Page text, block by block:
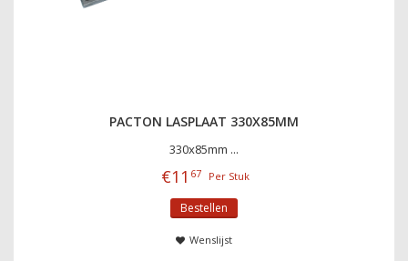
PACTON LASPLAAT 330X85MM
330x85mm ...
€11 67 Per Stuk
Bestellen
Wenslijst